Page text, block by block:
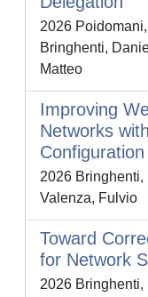
2026
Bringhenti,
Matteo
Improving
Networks
Configuration
2026 Bringhenti,
Valenza, Fulvio
Toward
for Network
2026 Bringhenti,